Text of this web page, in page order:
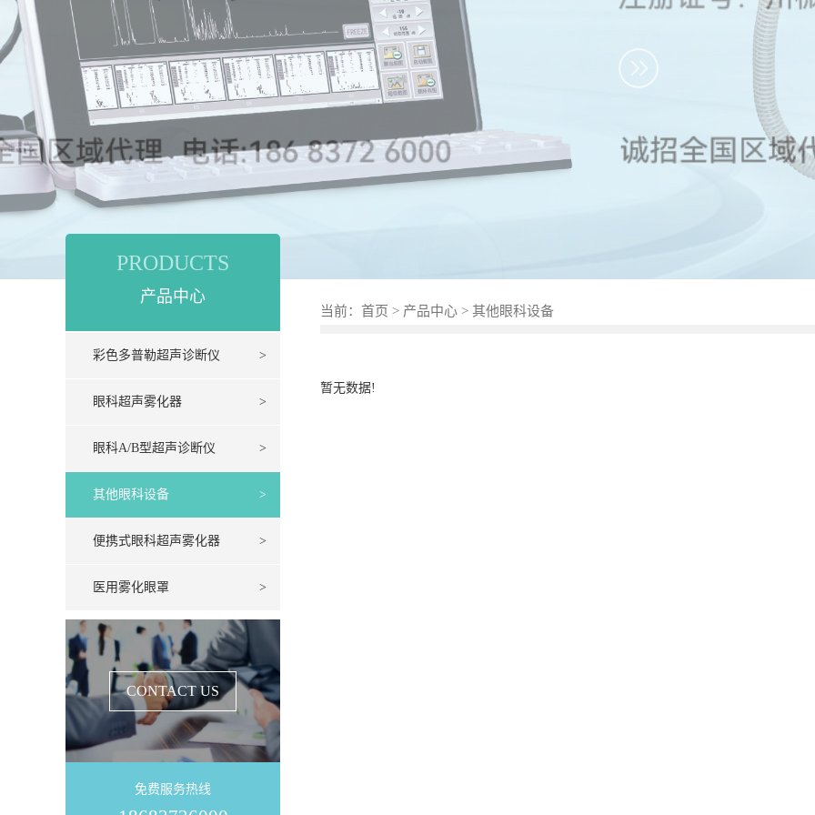
PRODUCTS
产品中心
彩色多普勒超声诊断仪 >
眼科超声雾化器 >
眼科A/B型超声诊断仪 >
其他眼科设备 >
便携式眼科超声雾化器 >
医用雾化眼罩 >
CONTACT US
免费服务热线
当前： 首页 > 产品中心 > 其他眼科设备
暂无数据!